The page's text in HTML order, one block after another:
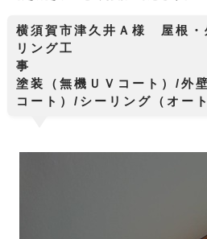
横須賀市津久井Ａ様 屋根・
リング工
事
塗装（無機ＵＶコート）/外
コート）/シーリング（オー